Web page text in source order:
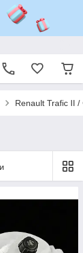
Renault Trafic II